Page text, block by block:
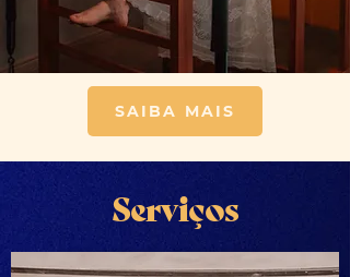
SAIBA MAIS
Serviços